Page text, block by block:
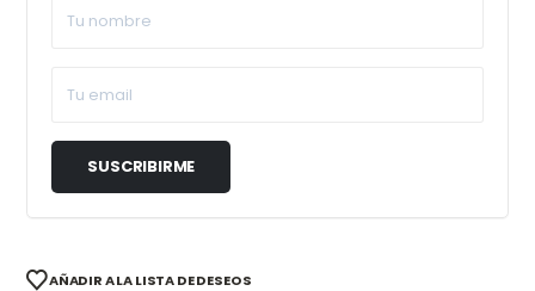
AÑADIR A LA LISTA DE DESEOS